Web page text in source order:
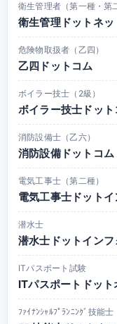
衛生管理者（第一種・第
衛生管理ドットネッ
危険物取扱者（乙四）
乙四ドットコム
ボイラー技士（2級）
ボイラー技士ドット
消防設備士（乙六）
消防設備ドットコム
電気工事士（第二種）
電気工事士ドットイ
潜水士
潜水士ドットインフ
ITパスポート試験
ITパスポートドット
ﾌｧｲﾅﾝｼｬﾙﾌﾟﾗﾝﾆﾝｸﾞ技能士